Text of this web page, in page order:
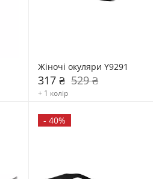
Жіночі окуляри Y9291
317 ₴ 529 ₴
+ 1 колір
-40%